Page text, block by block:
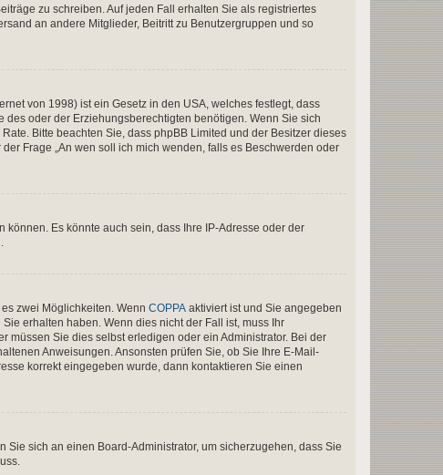
zu schreiben. Auf jeden Fall erhalten Sie als registriertes
an andere Mitglieder, Beitritt zu Benutzergruppen und so
von 1998) ist ein Gesetz in den USA, welches festlegt, dass
oder der Erziehungsberechtigten benötigen. Wenn Sie sich
Bitte beachten Sie, dass phpBB Limited und der Besitzer dieses
Frage „An wen soll ich mich wenden, falls es Beschwerden oder
Es könnte auch sein, dass Ihre IP-Adresse oder der
zwei Möglichkeiten. Wenn COPPA aktiviert ist und Sie angegeben
erhalten haben. Wenn dies nicht der Fall ist, muss Ihr
müssen Sie dies selbst erledigen oder ein Administrator. Bei der
Anweisungen. Ansonsten prüfen Sie, ob Sie Ihre E-Mail-
korrekt eingegeben wurde, dann kontaktieren Sie einen
sich an einen Board-Administrator, um sicherzugehen, dass Sie